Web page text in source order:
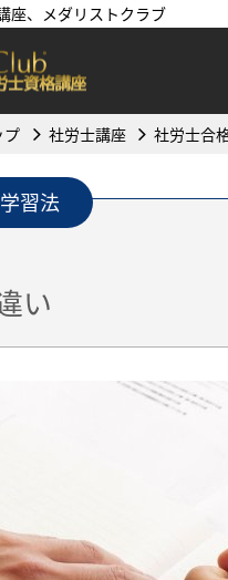
座、メダリストクラブ
プ 社労士講座 社労士合
習法
い